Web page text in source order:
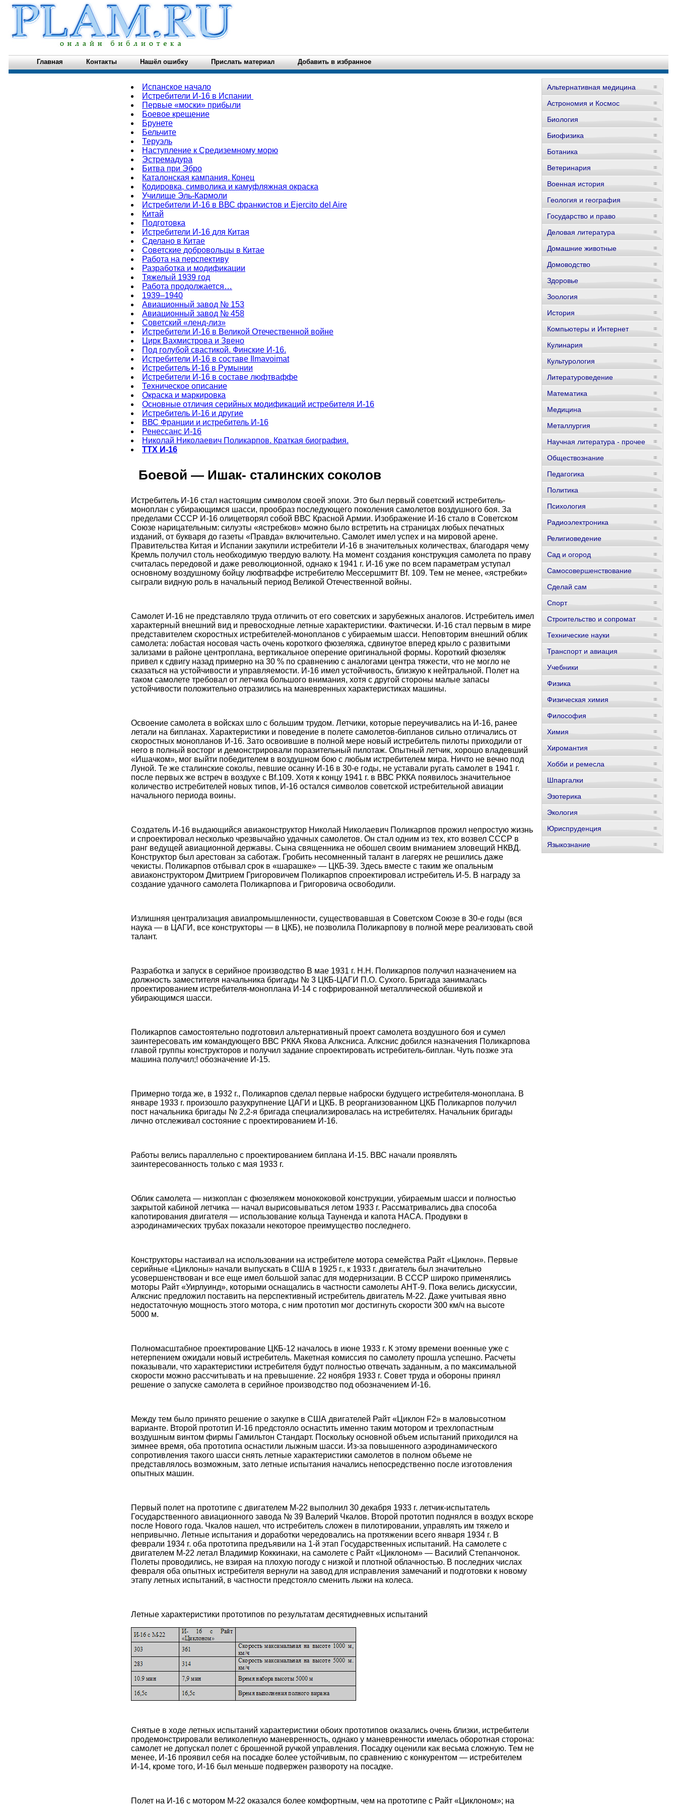
Главная Контакты Нашёл ошибку Прислать материал Добавить в избранное
Испанское начало
Истребители И-16 в Испании
Первые «моски» прибыли
Боевое крещение
Брунете
Бельчите
Теруэль
Наступление к Средиземному морю
Эстремадура
Битва при Эбро
Каталонская кампания. Конец
Кодировка, символика и камуфляжная окраска
Училище Эль-Кармоли
Истребители И-16 в ВВС франкистов и Ejercito del Aire
Китай
Подготовка
Истребители И-16 для Китая
Сделано в Китае
Советские добровольцы в Китае
Работа на перспективу
Разработка и модификации
Тяжелый 1939 год
Работа продолжается…
1939–1940
Авиационный завод № 153
Авиационный завод № 458
Советский «ленд-лиз»
Истребители И-16 в Великой Отечественной войне
Цирк Вахмистрова и Звено
Под голубой свастикой. Финские И-16.
Истребители И-16 в составе Ilmavoimat
Истребитель И-16 в Румынии
Истребители И-16 в составе люфтваффе
Техническое описание
Окраска и маркировка
Основные отличия серийных модификаций истребителя И-16
Истребитель И-16 и другие
ВВС Франции и истребитель И-16
Ренессанс И-16
Николай Николаевич Поликарпов. Краткая биография.
ТТХ И-16
Боевой — Ишак- сталинских соколов
Истребитель И-16 стал настоящим символом своей эпохи. Это был первый советский истребитель-
моноплан с убирающимся шасси, прообраз последующего поколения самолетов воздушного боя. За
пределами СССР И-16 олицетворял собой ВВС Красной Армии. Изображение И-16 стало в Советском
Союзе нарицательным: силуэты «ястребков» можно было встретить на страницах любых печатных
изданий, от букваря до газеты «Правда» включительно. Самолет имел успех и на мировой арене.
Правительства Китая и Испании закупили истребители И-16 в значительных количествах, благодаря чему
Кремль получил столь необходимую твердую валюту. На момент создания конструкция самолета по праву
считалась передовой и даже революционной, однако к 1941 г. И-16 уже по всем параметрам уступал
основному воздушному бойцу люфтваффе истребителю Мессершмитт Bf. 109. Тем не менее, «ястребки»
сыграли видную роль в начальный период Великой Отечественной войны.
Самолет И-16 не представляло труда отличить от его советских и зарубежных аналогов. Истребитель имел
характерный внешний вид и превосходные летные характеристики. Фактически. И-16 стал первым в мире
представителем скоростных истребителей-монопланов с убираемым шасси. Неповторим внешний облик
самолета: лобастая носовая часть очень короткого фюзеляжа, сдвинутое вперед крыло с развитыми
зализами в районе центроплана, вертикальное оперение оригинальной формы. Короткий фюзеляж
привел к сдвигу назад примерно на 30 % по сравнению с аналогами центра тяжести, что не могло не
сказаться на устойчивости и управляемости. И-16 имел устойчивость, близкую к нейтральной. Полет на
таком самолете требовал от летчика большого внимания, хотя с другой стороны малые запасы
устойчивости положительно отразились на маневренных характеристиках машины.
Освоение самолета в войсках шло с большим трудом. Летчики, которые переучивались на И-16, ранее
летали на бипланах. Характеристики и поведение в полете самолетов-бипланов сильно отличались от
скоростных монопланов И-16. Зато освоившие в полной мере новый истребитель пилоты приходили от
него в полный восторг и демонстрировали поразительный пилотаж. Опытный летчик, хорошо владевший
«Ишачком», мог выйти победителем в воздушном бою с любым истребителем мира. Ничто не вечно под
Луной. Те же сталинские соколы, певшие осанну И-16 в 30-е годы, не уставали ругать самолет в 1941 г.
после первых же встреч в воздухе с Bf.109. Хотя к концу 1941 г. в ВВС РККА появилось значительное
количество истребителей новых типов, И-16 остался символов советской истребительной авиации
начального периода воины.
Создатель И-16 выдающийся авиаконструктор Николай Николаевич Поликарпов прожил непростую жизнь
и спроектировал несколько чрезвычайно удачных самолетов. Он стал одним из тех, кто возвел СССР в
ранг ведущей авиационной державы. Сына священника не обошел своим вниманием зловещий НКВД.
Конструктор был арестован за саботаж. Гробить несомненный талант в лагерях не решились даже
чекисты. Поликарпов отбывал срок в «шарашке» — ЦКБ-39. Здесь вместе с таким же опальным
авиаконструктором Дмитрием Григоровичем Поликарпов спроектировал истребитель И-5. В награду за
создание удачного самолета Поликарпова и Григоровича освободили.
Излишняя централизация авиапромышленности, существовавшая в Советском Союзе в 30-е годы (вся
наука — в ЦАГИ, все конструкторы — в ЦКБ), не позволила Поликарпову в полной мере реализовать свой
талант.
Разработка и запуск в серийное производство В мае 1931 г. Н.Н. Поликарпов получил назначением на
должность заместителя начальника бригады № 3 ЦКБ-ЦАГИ П.О. Сухого. Бригада занималась
проектированием истребителя-моноплана И-14 с гофрированной металлической обшивкой и
убирающимся шасси.
Поликарпов самостоятельно подготовил альтернативный проект самолета воздушного боя и сумел
заинтересовать им командующего ВВС РККА Якова Алксниса. Алкснис добился назначения Поликарпова
главой группы конструкторов и получил задание спроектировать истребитель-биплан. Чуть позже эта
машина получил;! обозначение И-15.
Примерно тогда же, в 1932 г., Поликарпов сделал первые наброски будущего истребителя-моноплана. В
январе 1933 г. произошло разукрупнение ЦАГИ и ЦКБ. В реорганизованном ЦКБ Поликарпов получил
пост начальника бригады № 2,2-я бригада специализировалась на истребителях. Начальник бригады
лично отслеживал состояние с проектированием И-16.
Работы велись параллельно с проектированием биплана И-15. ВВС начали проявлять
заинтересованность только с мая 1933 г.
Облик самолета — низкоплан с фюзеляжем монококовой конструкции, убираемым шасси и полностью
закрытой кабиной летчика — начал вырисовываться летом 1933 г. Рассматривались два способа
капотирования двигателя — использование кольца Тауненда и капота НАСА. Продувки в
аэродинамических трубах показали некоторое преимущество последнего.
Конструкторы настаивал на использовании на истребителе мотора семейства Райт «Циклон». Первые
серийные «Циклоны» начали выпускать в США в 1925 г., к 1933 г. двигатель был значительно
усовершенствован и все еще имел большой запас для модернизации. В СССР широко применялись
моторы Райт «Уирлуинд», которыми оснащались в частности самолеты АНТ-9. Пока велись дискуссии,
Алкснис предложил поставить на перспективный истребитель двигатель М-22. Даже учитывая явно
недостаточную мощность этого мотора, с ним прототип мог достигнуть скорости 300 км/ч на высоте
5000 м.
Полномасштабное проектирование ЦКБ-12 началось в июне 1933 г. К этому времени военные уже с
нетерпением ожидали новый истребитель. Макетная комиссия по самолету прошла успешно. Расчеты
показывали, что характеристики истребителя будут полностью отвечать заданным, а по максимальной
скорости можно рассчитывать и на превышение. 22 ноября 1933 г. Совет труда и обороны принял
решение о запуске самолета в серийное производство под обозначением И-16.
Между тем было принято решение о закупке в США двигателей Райт «Циклон F2» в маловысотном
варианте. Второй прототип И-16 предстояло оснастить именно таким мотором и трехлопастным
воздушным винтом фирмы Гамильтон Стандарт. Поскольку основной объем испытаний приходился на
зимнее время, оба прототипа оснастили лыжным шасси. Из-за повышенного аэродинамического
сопротивления такого шасси снять летные характеристики самолетов в полном объеме не
представлялось возможным, зато летные испытания начались непосредственно после изготовления
опытных машин.
Первый полет на прототипе с двигателем М-22 выполнил 30 декабря 1933 г. летчик-испытатель
Государственного авиационного завода № 39 Валерий Чкалов. Второй прототип поднялся в воздух вскоре
после Нового года. Чкалов нашел, что истребитель сложен в пилотировании, управлять им тяжело и
непривычно. Летные испытания и доработки чередовались на протяжении всего января 1934 г. В
феврали 1934 г. оба прототипа предъявили на 1-й этап Государственных испытаний. На самолете с
двигателем М-22 летал Владимир Коккинаки, на самолете с Райт «Циклоном» — Василий Степанчонок.
Полеты проводились, не взирая на плохую погоду с низкой и плотной облачностью. В последних числах
февраля оба опытных истребителя вернули на завод для исправления замечаний и подготовки к новому
этапу летных испытаний, в частности предстояло сменить лыжи на колеса.
Летные характеристики прототипов по результатам десятидневных испытаний
Снятые в ходе летных испытаний характеристики обоих прототипов оказались очень близки, истребители
продемонстрировали великолепную маневренность, однако у маневренности имелась оборотная сторона:
самолет не допускал полет с брошенной ручкой управления. Посадку оценили как весьма сложную. Тем не
менее, И-16 проявил себя на посадке более устойчивым, по сравнению с конкурентом — истребителем
И-14, кроме того, И-16 был меньше подвержен развороту на посадке.
Полет на И-16 с мотором М-22 оказался более комфортным, чем на прототипе с Райт «Циклоном»; на
Альтернативная медицина
Астрономия и Космос
Биология
Биофизика
Ботаника
Ветеринария
Военная история
Геология и география
Государство и право
Деловая литература
Домашние животные
Домоводство
Здоровье
Зоология
История
Компьютеры и Интернет
Кулинария
Культурология
Литературоведение
Математика
Медицина
Металлургия
Научная литература - прочее
Обществознание
Педагогика
Политика
Психология
Радиоэлектроника
Религиоведение
Сад и огород
Самосовершенствование
Сделай сам
Спорт
Строительство и сопромат
Технические науки
Транспорт и авиация
Учебники
Физика
Физическая химия
Философия
Химия
Хиромантия
Хобби и ремесла
Шпаргалки
Эзотерика
Экология
Юриспруденция
Языкознание